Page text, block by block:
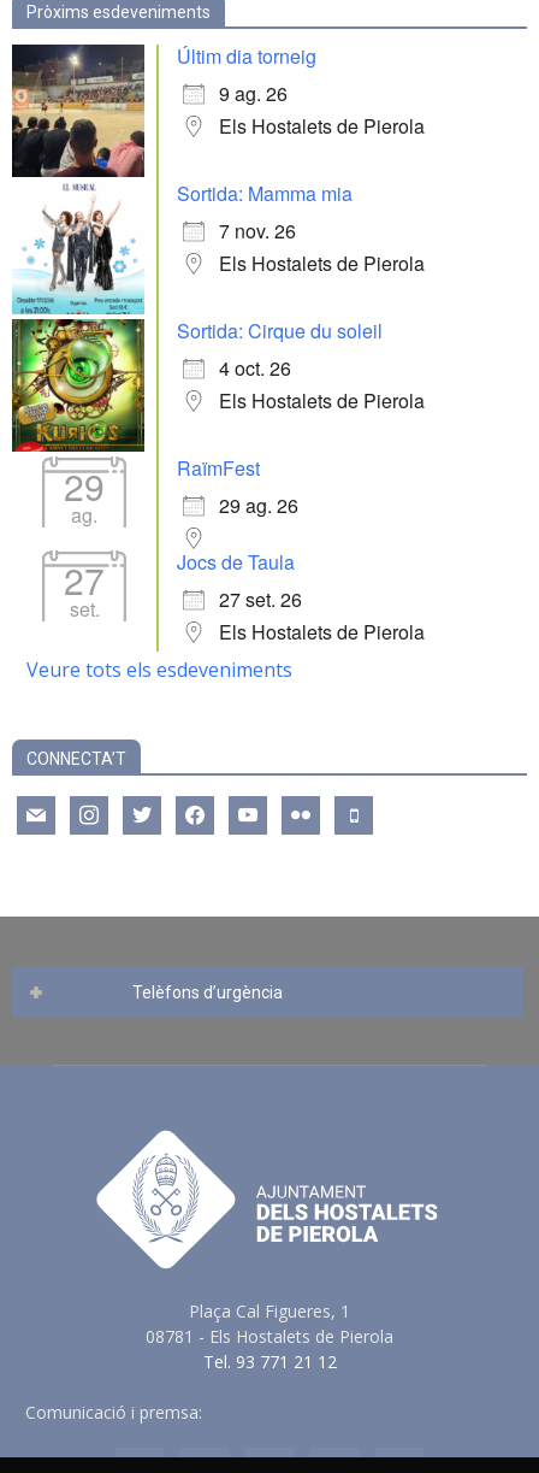
Pròxims esdeveniments
Últim dia torneig
9 ag. 26
Els Hostalets de Pierola
Sortida: Mamma mia
7 nov. 26
Els Hostalets de Pierola
Sortida: Cirque du soleil
4 oct. 26
Els Hostalets de Pierola
29
ag.
RaïmFest
29 ag. 26
27
set.
Jocs de Taula
27 set. 26
Els Hostalets de Pierola
Veure tots els esdeveniments
CONNECTA’T
mail instagramtwitter facebookyoutube flickr mobile
Telèfons d’urgència
Plaça Cal Figueres, 1
08781 - Els Hostalets de Pierola
Tel. 93 771 21 12
Comunicació i premsa: